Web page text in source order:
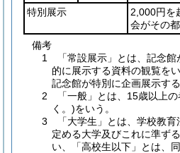
特別展示
2,000円を
会がその
備考
1 「常設展示」とは、記念館
的に展示する資料の観覧を
記念館が特別に企画展示す
2 「一般」とは、15歳以上の
く。)をいう。
3 「大学生」とは、学校教育
定める大学及びこれに準ず
い、「高校生以下」とは、